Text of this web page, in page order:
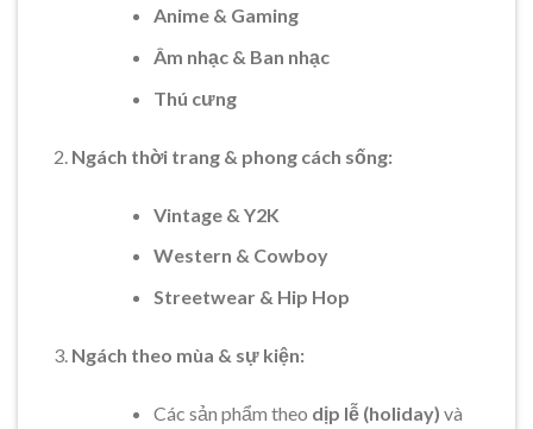
Anime & Gaming
Âm nhạc & Ban nhạc
Thú cưng
Ngách thời trang & phong cách sống:
Vintage & Y2K
Western & Cowboy
Streetwear & Hip Hop
Ngách theo mùa & sự kiện:
Các sản phẩm theo dịp lễ (holiday) và